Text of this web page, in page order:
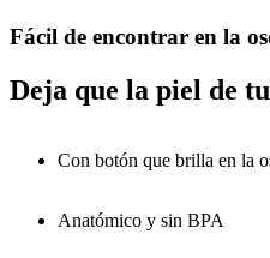
Fácil de encontrar en la
Deja que la piel de
Con botón que brilla en la
Anatómico y sin BPA